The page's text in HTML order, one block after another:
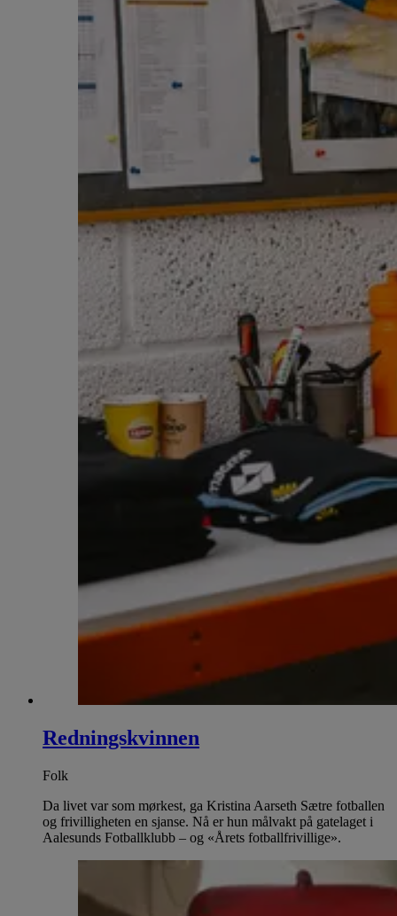
Redningskvinnen
Folk
Da livet var som mørkest, ga Kristina Aarseth Sætre fotballen
og frivilligheten en sjanse. Nå er hun målvakt på gatelaget i
Aalesunds Fotballklubb – og «Årets fotballfrivillige».